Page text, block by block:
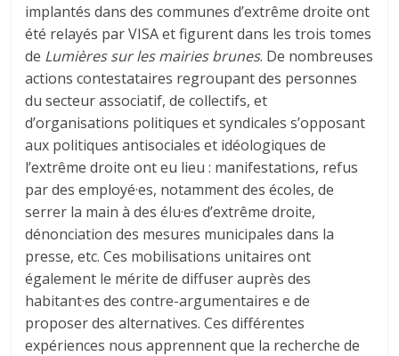
implantés dans des communes d’extrême droite ont
été relayés par VISA et figurent dans les trois tomes
de Lumières sur les mairies brunes. De nombreuses
actions contestataires regroupant des personnes
du secteur associatif, de collectifs, et
d’organisations politiques et syndicales s’opposant
aux politiques antisociales et idéologiques de
l’extrême droite ont eu lieu : manifestations, refus
par des employé·es, notamment des écoles, de
serrer la main à des élu·es d’extrême droite,
dénonciation des mesures municipales dans la
presse, etc. Ces mobilisations unitaires ont
également le mérite de diffuser auprès des
habitant·es des contre-argumentaires e de
proposer des alternatives. Ces différentes
expériences nous apprennent que la recherche de